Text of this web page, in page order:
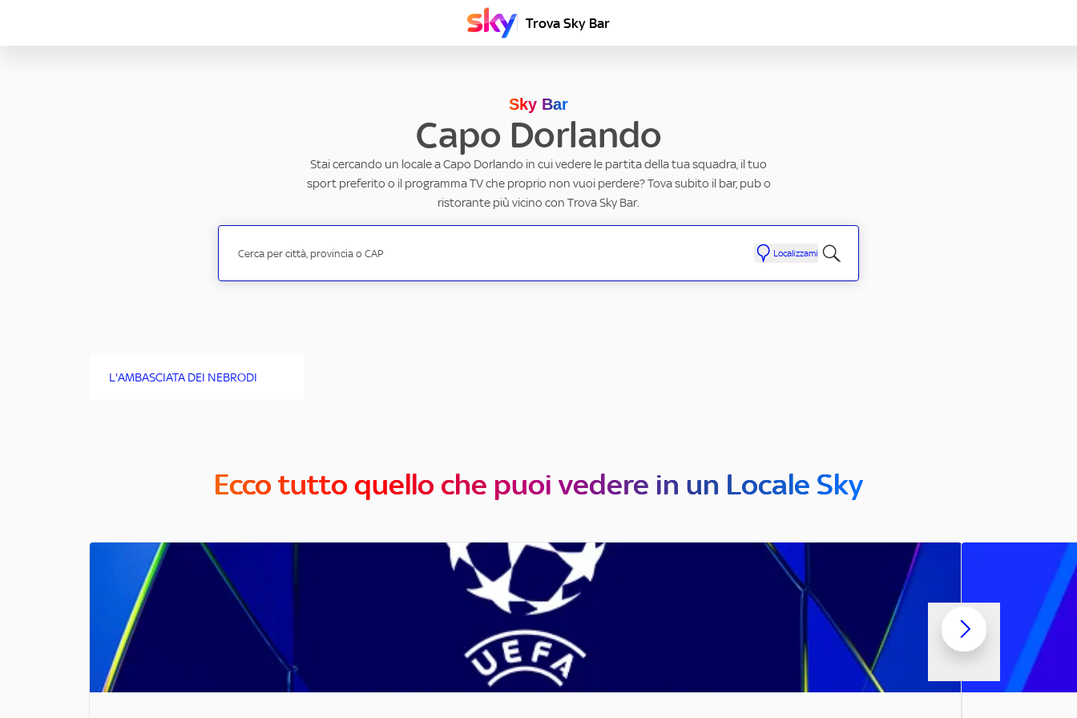
Trova Sky Bar
Sky Bar
Capo Dorlando
Stai cercando un locale a Capo Dorlando in cui vedere le partita della tua squadra, il tuo
sport preferito o il programma TV che proprio non vuoi perdere? Tova subito il bar, pub o
ristorante più vicino con Trova Sky Bar.
Localizzami
L'AMBASCIATA DEI NEBRODI
Ecco tutto quello che puoi vedere in un Locale Sky